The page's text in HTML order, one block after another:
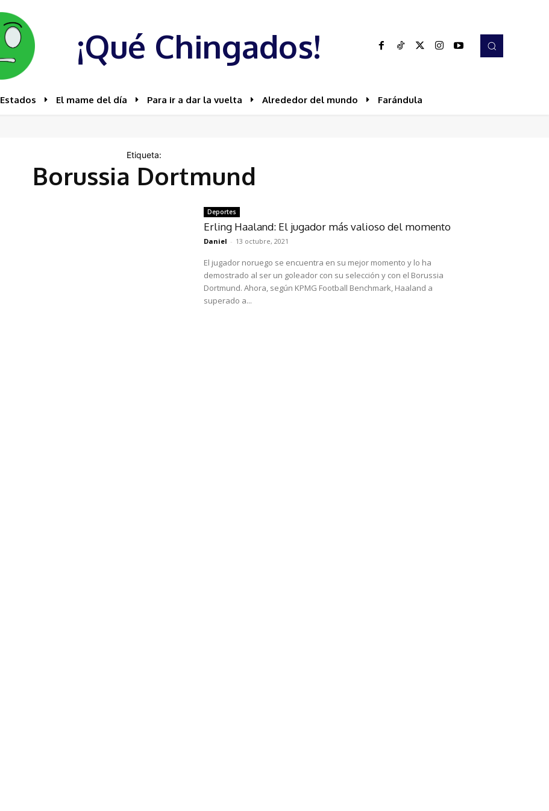
¡Qué Chingados!
Estados El mame del día Para ir a dar la vuelta Alrededor del mundo Farándula
Etiqueta:
Borussia Dortmund
Deportes
Erling Haaland: El jugador más valioso del momento
Daniel - 13 octubre, 2021
El jugador noruego se encuentra en su mejor momento y lo ha
demostrado al ser un goleador con su selección y con el Borussia
Dortmund. Ahora, según KPMG Football Benchmark, Haaland a
superado a...